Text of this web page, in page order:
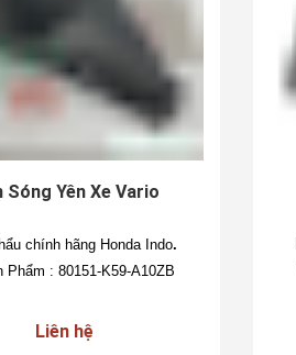
Sóng Yên Xe Vario
chính hãng Honda Indo.
Phẩm : 80151-K59-A10ZB
Liên hệ